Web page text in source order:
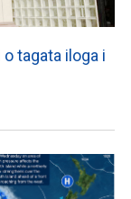
tagata iloga i